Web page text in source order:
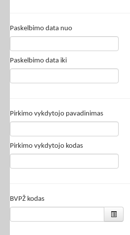
Paskelbimo data nuo
Paskelbimo data iki
Pirkimo vykdytojo pavadinimas
Pirkimo vykdytojo kodas
BVPŽ kodas